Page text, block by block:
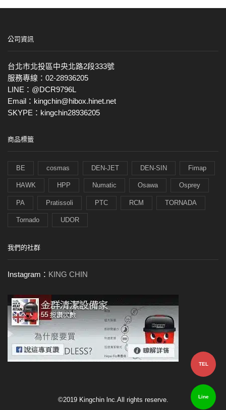
公司資訊
台北市北投區中央北路2段333號
服務專線：02-28936205
LINE：@DCR9796L
Email：kingchin@hibox.hinet.net
SKYPE：kingchin28936205
商品標籤
BE cosmas DEN-JET DEN-SIN Fimap
HAWK HPP Numatic Osawa Osprey
PA Pratissoli PTC RCM TORNADA
Tornado UDOR
我們的社群
Instagram： KING CHIN
©2019 Kingchin lnc.All rights reserve.
TEL
Line